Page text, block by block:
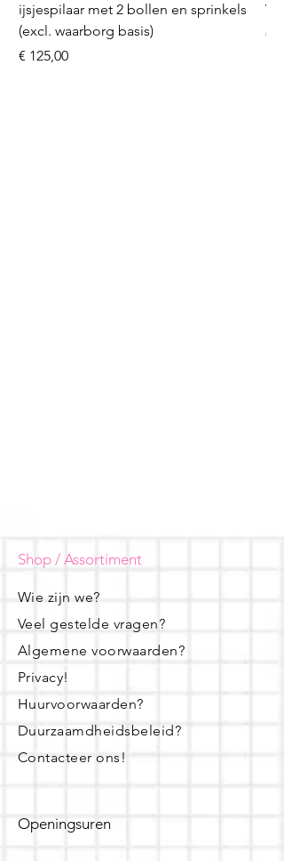
ijsjespilaar met 2 bollen en sprinkels
(excl. waarborg basis)
Prijs
€ 125,00
Prijs
€
Shop / Assortiment
Wie zijn we?
Veel gestelde vragen?
Algemene voorwaarden?
Privacy!
Huurvoorwaarden?
Duurzaamdheidsbeleid?
Contacteer ons!
Openingsuren